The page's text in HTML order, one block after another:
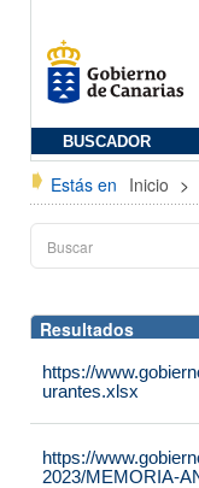
BUSCADOR
Estás en Inicio >
Resultados
https://
urantes.xlsx
https://
2023/MEMORIA-